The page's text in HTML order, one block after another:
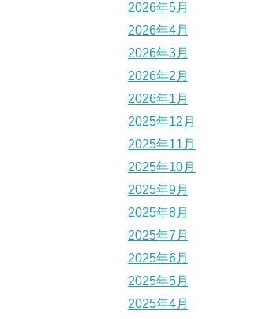
2026年5月
2026年4月
2026年3月
2026年2月
2026年1月
2025年12月
2025年11月
2025年10月
2025年9月
2025年8月
2025年7月
2025年6月
2025年5月
2025年4月